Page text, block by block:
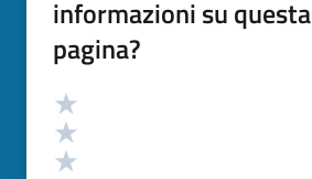
informazioni su questa
pagina?
Valutazione